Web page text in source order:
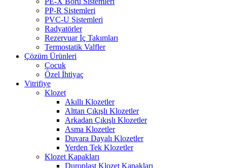
PP-R Sistemleri
PVC-U Sistemleri
Radyatörler
Rezervuar İç Takımları
Termostatik Valfler
Çözüm Ürünleri
Çocuk
Özel İhtiyaç
Vitrifiye
Klozet
Akıllı Klozetler
Alttan Çıkışlı Klozetler
Arkadan Çıkışlı Klozetler
Asma Klozetler
Duvara Dayalı Klozetler
Yerden Tek Klozetler
Klozet Kapakları
Duroplast Klozet Kapakları